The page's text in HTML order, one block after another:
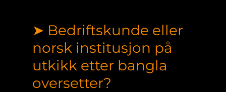
➤ Bedriftskunde eller
norsk institusjon på
utkikk etter bangla
oversetter?